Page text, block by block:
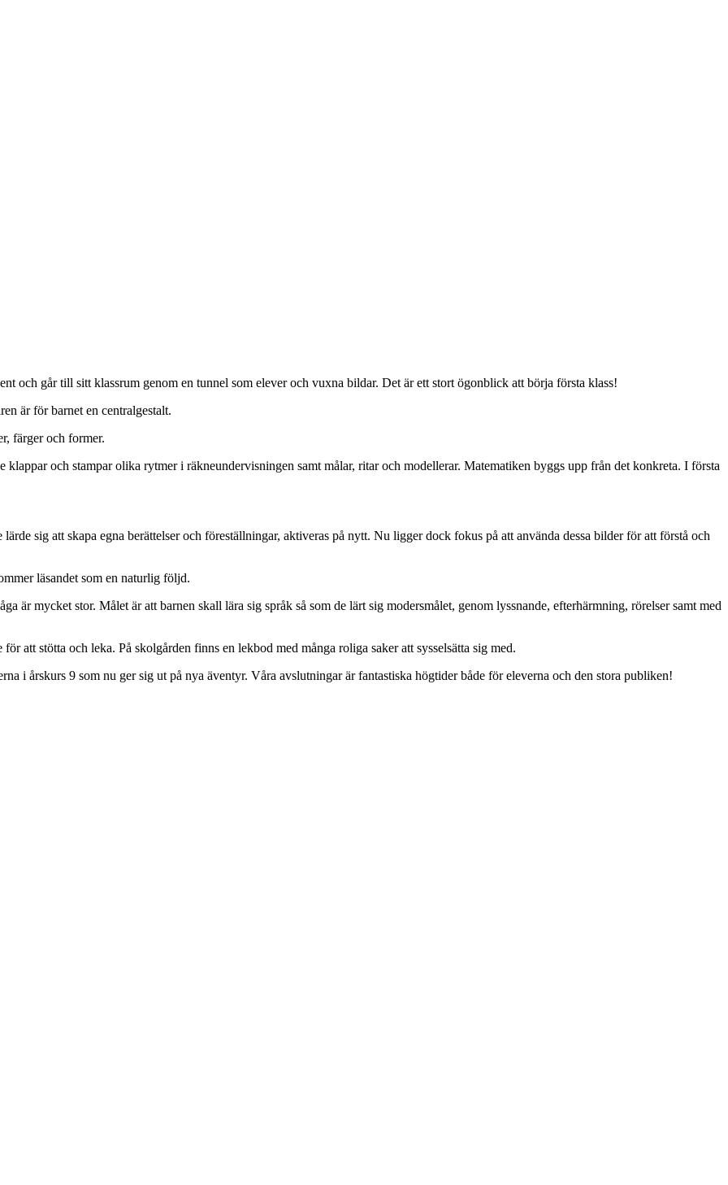
och går till sitt klassrum genom en tunnel som elever och vuxna bildar. Det är ett stort ögonblick att börja första klass!
är för barnet en centralgestalt.
färger och former.
klappar och stampar olika rytmer i räkneundervisningen samt målar, ritar och modellerar. Matematiken byggs upp från det konkreta. I första
sig att skapa egna berättelser och föreställningar, aktiveras på nytt. Nu ligger dock fokus på att använda dessa bilder för att förstå och
läsandet som en naturlig följd.
är mycket stor. Målet är att barnen skall lära sig språk så som de lärt sig modersmålet, genom lyssnande, efterhärmning, rörelser samt med
att stötta och leka. På skolgården finns en lekbod med många roliga saker att sysselsätta sig med.
i årskurs 9 som nu ger sig ut på nya äventyr. Våra avslutningar är fantastiska högtider både för eleverna och den stora publiken!